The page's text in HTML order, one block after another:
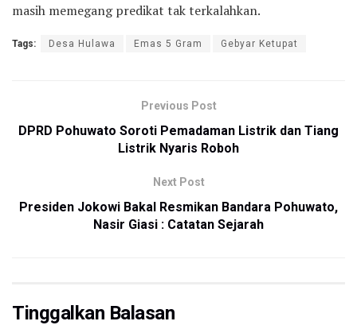
masih memegang predikat tak terkalahkan.
Tags: Desa Hulawa Emas 5 Gram Gebyar Ketupat
Previous Post
DPRD Pohuwato Soroti Pemadaman Listrik dan Tiang
Listrik Nyaris Roboh
Next Post
Presiden Jokowi Bakal Resmikan Bandara Pohuwato,
Nasir Giasi : Catatan Sejarah
Tinggalkan Balasan